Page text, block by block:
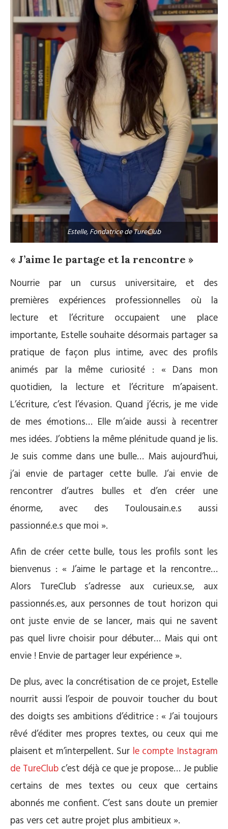
Estelle, Fondatrice de TureClub
« J’aime le partage et la rencontre »
Nourrie par un cursus universitaire, et des
premières expériences professionnelles où la
lecture et l’écriture occupaient une place
importante, Estelle souhaite désormais partager sa
pratique de façon plus intime, avec des profils
animés par la même curiosité : « Dans mon
quotidien, la lecture et l’écriture m’apaisent.
L’écriture, c’est l’évasion. Quand j’écris, je me vide
de mes émotions… Elle m’aide aussi à recentrer
mes idées. J’obtiens la même plénitude quand je lis.
Je suis comme dans une bulle… Mais aujourd’hui,
j’ai envie de partager cette bulle. J’ai envie de
rencontrer d’autres bulles et d’en créer une
énorme, avec des Toulousain.e.s aussi
passionné.e.s que moi ».
Afin de créer cette bulle, tous les profils sont les
bienvenus : « J’aime le partage et la rencontre…
Alors TureClub s’adresse aux curieux.se, aux
passionnés.es, aux personnes de tout horizon qui
ont juste envie de se lancer, mais qui ne savent
pas quel livre choisir pour débuter… Mais qui ont
envie ! Envie de partager leur expérience ».
De plus, avec la concrétisation de ce projet, Estelle
nourrit aussi l’espoir de pouvoir toucher du bout
des doigts ses ambitions d’éditrice : « J’ai toujours
rêvé d’éditer mes propres textes, ou ceux qui me
plaisent et m’interpellent. Sur le compte Instagram
de TureClub c’est déjà ce que je propose… Je publie
certains de mes textes ou ceux que certains
abonnés me confient. C’est sans doute un premier
pas vers cet autre projet plus ambitieux ».